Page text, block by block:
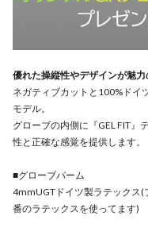
優れた操縦性やデザインが魅
ネガティブカットと100%ドイ
モデル。
グローブの内側に『GEL FIT』
性と正確な感覚を提供します。
■グローブパーム
4mmUGTドイツ製ラテックス
番のラテックスを使ってます)